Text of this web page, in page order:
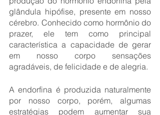
glândula hipófise, presente em nosso
cérebro. Conhecido como hormônio do
prazer, ele tem como principal
característica a capacidade de gerar
em nosso corpo sensações
agradáveis, de felicidade e de alegria.
A endorfina é produzida naturalmente
por nosso corpo, porém, algumas
estratégias podem aumentar sua